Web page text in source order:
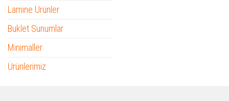
Lamine Ürünler
Buklet Sunumlar
Minimaller
Ürünlerimiz